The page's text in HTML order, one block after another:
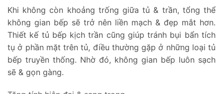
Khi không còn khoảng trống giữa tủ & trần, tổng thể
không gian bếp sẽ trở nên liền mạch & đẹp mắt hơn.
Thiết kế tủ bếp kịch trần cũng giúp tránh bụi bẩn tích
tụ ở phần mặt trên tủ, điều thường gặp ở những loại tủ
bếp truyền thống. Nhờ đó, không gian bếp luôn sạch
sẽ & gọn gàng.